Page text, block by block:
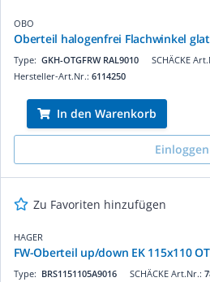
OBO
Oberteil halogenfrei Flachwinkel
SCHÄCKE
Type: GKH-OTGFRW RAL9010
Hersteller-Art.Nr.: 6114250
In den Warenkorb
Einloggen
Zu Favoriten hinzufügen
HAGER
FW-Oberteil up/down EK 115x110
SCHÄCKE Art.Nr.:
Type: BRS1151105A9016